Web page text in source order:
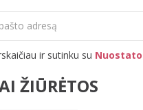
ir sutinku su
ŽIŪRĖTOS